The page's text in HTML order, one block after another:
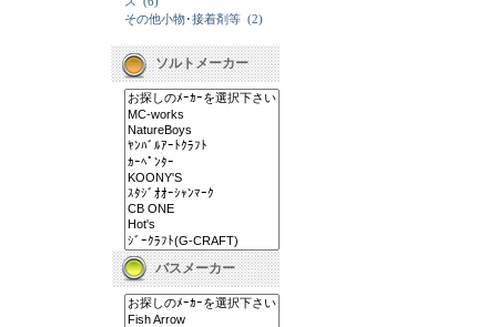
その他小物･接着剤等 (2)
ソルトメーカー
バスメーカー